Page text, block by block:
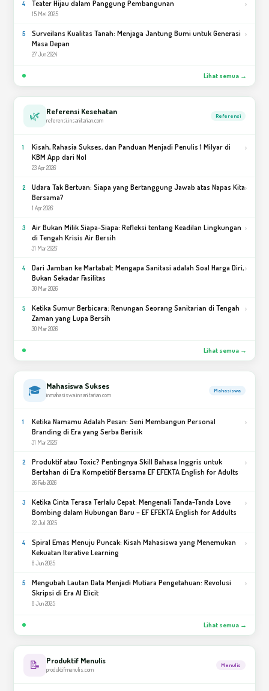
4 Teater Hijau dalam Panggung Pembangunan
15 Mei 2025
›
5
Surveilans Kualitas Tanah: Menjaga Jantung Bumi untuk Generasi
Masa Depan
27 Jun 2024
›
Lihat semua →
🌿 Referensi Kesehatan
referensi.insanitarian.com
Referensi
1
Kisah, Rahasia Sukses, dan Panduan Menjadi Penulis 1 Milyar di
KBM App dari Nol
23 Apr 2026
›
2
Udara Tak Bertuan: Siapa yang Bertanggung Jawab atas Napas Kita
Bersama?
1 Apr 2026
›
3
Air Bukan Milik Siapa-Siapa: Refleksi tentang Keadilan Lingkungan
di Tengah Krisis Air Bersih
31 Mar 2026
›
4
Dari Jamban ke Martabat: Mengapa Sanitasi adalah Soal Harga Diri,
Bukan Sekadar Fasilitas
30 Mar 2026
›
5
Ketika Sumur Berbicara: Renungan Seorang Sanitarian di Tengah
Zaman yang Lupa Bersih
30 Mar 2026
›
Lihat semua →
🎓 Mahasiswa Sukses
inmahasiswa.insanitarian.com
Mahasiswa
1
Ketika Namamu Adalah Pesan: Seni Membangun Personal
Branding di Era yang Serba Berisik
31 Mar 2026
›
2
Produktif atau Toxic? Pentingnya Skill Bahasa Inggris untuk
Bertahan di Era Kompetitif Bersama EF EFEKTA English for Adults
26 Feb 2026
›
3
Ketika Cinta Terasa Terlalu Cepat: Mengenali Tanda-Tanda Love
Bombing dalam Hubungan Baru – EF EFEKTA English for Addults
22 Jul 2025
›
4
Spiral Emas Menuju Puncak: Kisah Mahasiswa yang Menemukan
Kekuatan Iterative Learning
8 Jun 2025
›
5
Mengubah Lautan Data Menjadi Mutiara Pengetahuan: Revolusi
Skripsi di Era AI Elicit
8 Jun 2025
›
Lihat semua →
📝 Produktif Menulis
produktifmenulis.com
Menulis